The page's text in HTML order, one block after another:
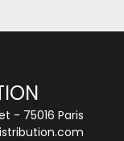
- 75016 Paris